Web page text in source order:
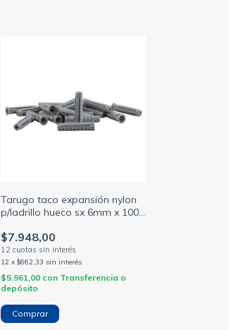
Tarugo taco expansión nylon
p/ladrillo hueco sx 6mm x 100
$7.948,00
12 x $662,33 sin interés
$5.961,00 con Transferencia o
depósito